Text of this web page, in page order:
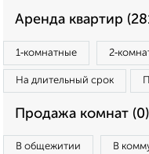
Аренда квартир
1‑комнатные
На длительный срок
Продажа комнат (0)
В общежитии В